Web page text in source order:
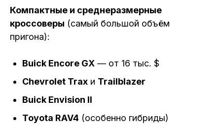
Компактные и среднеразмерные
кроссоверы (самый большой объём
пригона):
Buick Encore GX — от 16 тыс. $
Chevrolet Trax и Trailblazer
Buick Envision II
Toyota RAV4 (особенно гибриды)